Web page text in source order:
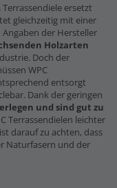
Terrassendiele ersetzt
gleichzeitig mit einer
der Hersteller
Holzarten
Doch der
WPC
entsorgt
Dank der geringen
und sind gut zu
Terrassendielen leichter
darauf zu achten, dass
Naturfasern und der